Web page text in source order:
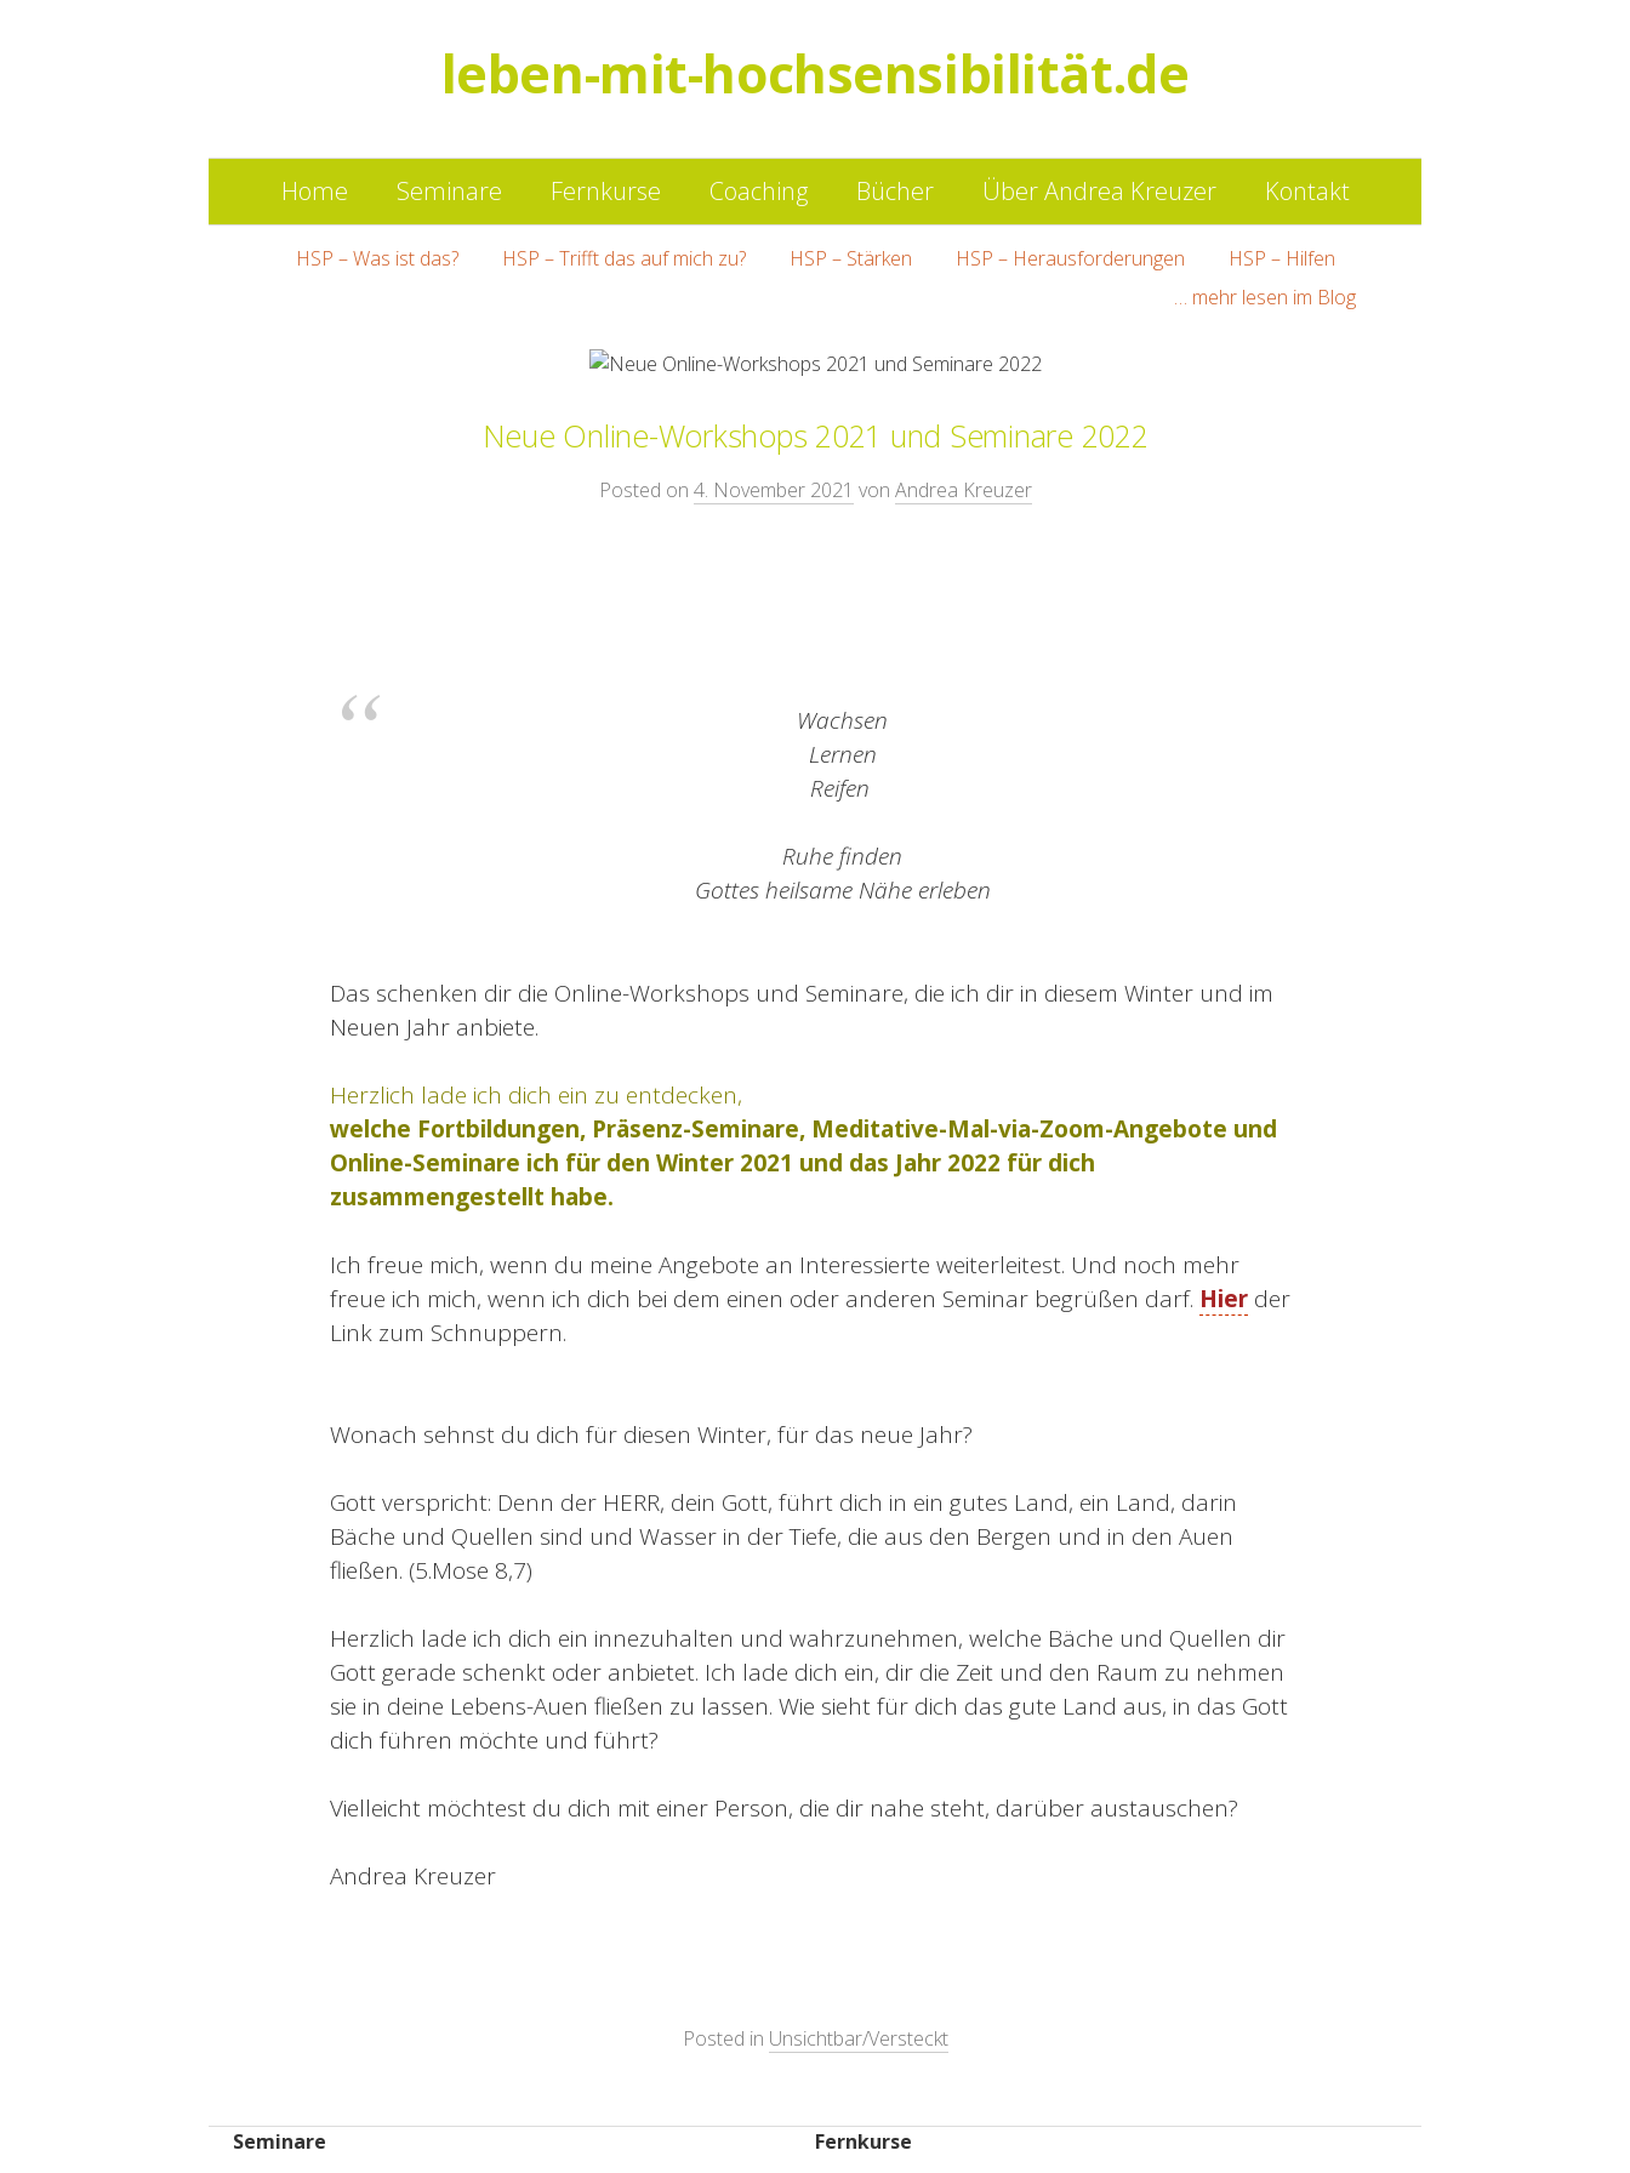
leben-mit-hochsensibilität.de
Springe
zum
Home Seminare Fernkurse Coaching Bücher Über Andrea Kreuzer Kontakt
HSP – Was ist das? HSP – Trifft das auf mich zu? HSP – Stärken HSP – Herausforderungen
HSP – Hilfen
… mehr lesen im Blog
Neue Online-Workshops 2021 und Seminare 2022
Posted on 4. November 2021 von Andrea Kreuzer
Wachsen
Lernen
Reifen
Ruhe finden
Gottes heilsame Nähe erleben
Das schenken dir die Online-Workshops und Seminare, die ich dir in diesem Winter und im
Neuen Jahr anbiete.
Herzlich lade ich dich ein zu entdecken,
welche Fortbildungen, Präsenz-Seminare, Meditative-Mal-via-Zoom-Angebote und
Online-Seminare ich für den Winter 2021 und das Jahr 2022 für dich
zusammengestellt habe.
Ich freue mich, wenn du meine Angebote an Interessierte weiterleitest. Und noch mehr
freue ich mich, wenn ich dich bei dem einen oder anderen Seminar begrüßen darf. Hier der
Link zum Schnuppern.
Wonach sehnst du dich für diesen Winter, für das neue Jahr?
Gott verspricht: Denn der HERR, dein Gott, führt dich in ein gutes Land, ein Land, darin
Bäche und Quellen sind und Wasser in der Tiefe, die aus den Bergen und in den Auen
fließen. (5.Mose 8,7)
Herzlich lade ich dich ein innezuhalten und wahrzunehmen, welche Bäche und Quellen dir
Gott gerade schenkt oder anbietet. Ich lade dich ein, dir die Zeit und den Raum zu nehmen
sie in deine Lebens-Auen fließen zu lassen. Wie sieht für dich das gute Land aus, in das Gott
dich führen möchte und führt?
Vielleicht möchtest du dich mit einer Person, die dir nahe steht, darüber austauschen?
Andrea Kreuzer
Posted in Unsichtbar/Versteckt
Fernkurse
Seminare